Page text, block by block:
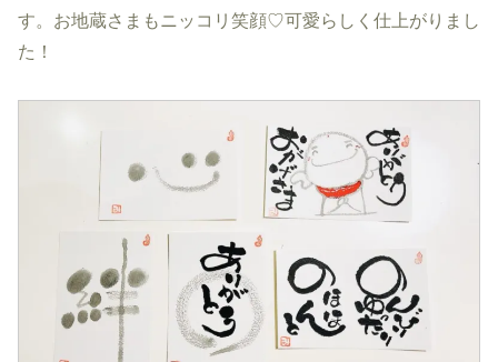
す。お地蔵さまもニッコリ笑顔♡可愛らしく仕上がりまし
た！